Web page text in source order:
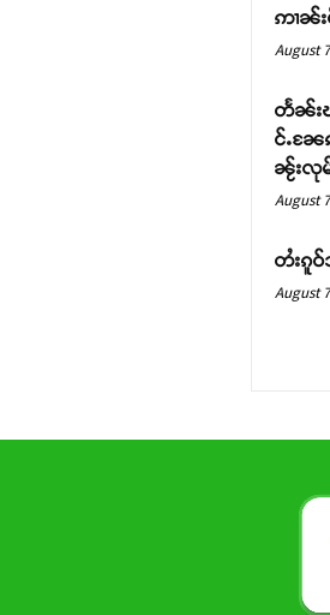
ဢၢၼ်း
August
တႅၼ်း
င်ႉၼႄ
ၼႂ်းလု
August
တႆးၵူဝ်
August